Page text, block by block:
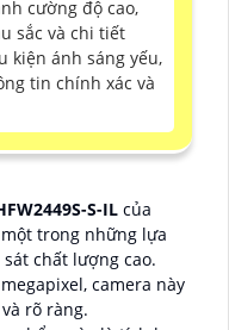
cường độ cao,
sắc và chi tiết
kiện ánh sáng yếu,
tin chính xác và
S-IL của
trong những lựa
chất lượng cao.
camera này
rõ ràng.